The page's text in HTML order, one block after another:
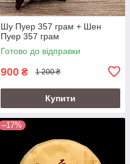
Шу Пуер 357 грам + Шен
Пуер 357 грам
Готово до відправки
900 ₴ 1 200 ₴
Купити
–17%